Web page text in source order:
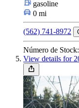
gasoline
0 mi
(562) 741-8972
Número de
View details for